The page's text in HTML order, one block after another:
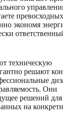
превосходных
экономя
техническую
решают
Они
решений для
на